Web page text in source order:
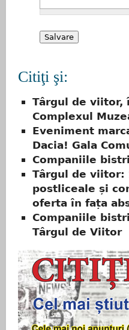
Citiţi şi:
Târgul de viitor,
Complexul
Eveniment
Dacia! Gala
Companiile
Târgul de viitor:
postliceale și
oferta în fața
Companiile
Târgul de Viitor